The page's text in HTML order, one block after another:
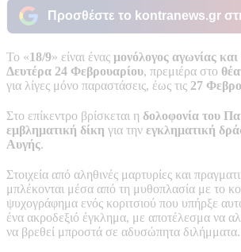
Προσθέστε το kontranews.gr
Το «18/9» είναι ένας μονόλογος αγωνίας
Δευτέρα 24 Φεβρουαρίου, πρεμιέρα στο
για λίγες μόνο παραστάσεις, έως τις 27
Στο επίκεντρο βρίσκεται η δολοφονία του
εμβληματική δίκη για την εγκληματική
Αυγής.
Στοιχεία από αληθινές μαρτυρίες και
μπλέκονται μέσα από τη μυθοπλασία με το
ψυχογράφημα ενός κοριτσιού που υπήρξε
ένα ακροδεξιό έγκλημα, με αποτέλεσμα να
να βρεθεί μπροστά σε αδυσώπητα διλήμματα.